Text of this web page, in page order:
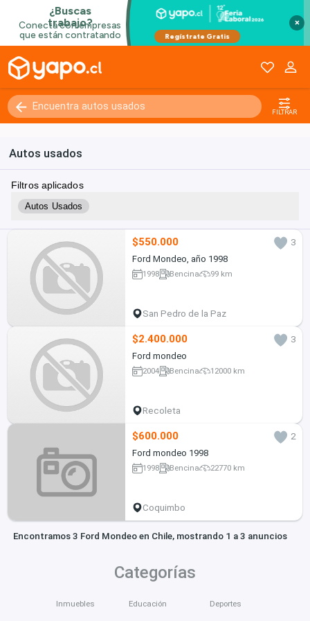
×
FILTRAR
Autos usados
Filtros aplicados
Autos Usados
$550.000
3
Ford Mondeo, año 1998
1998 Bencina 99 km
San Pedro de la Paz
$2.400.000
3
Ford mondeo
2004 Bencina 12000 km
Recoleta
$600.000
2
Ford mondeo 1998
1998 Bencina 22770 km
Coquimbo
Encontramos 3 Ford Mondeo en Chile, mostrando 1 a 3 anuncios
Categorías
Inmuebles Educación Deportes